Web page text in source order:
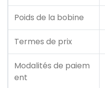
Poids de la bobine
Termes de prix
Modalités de paiem
ent